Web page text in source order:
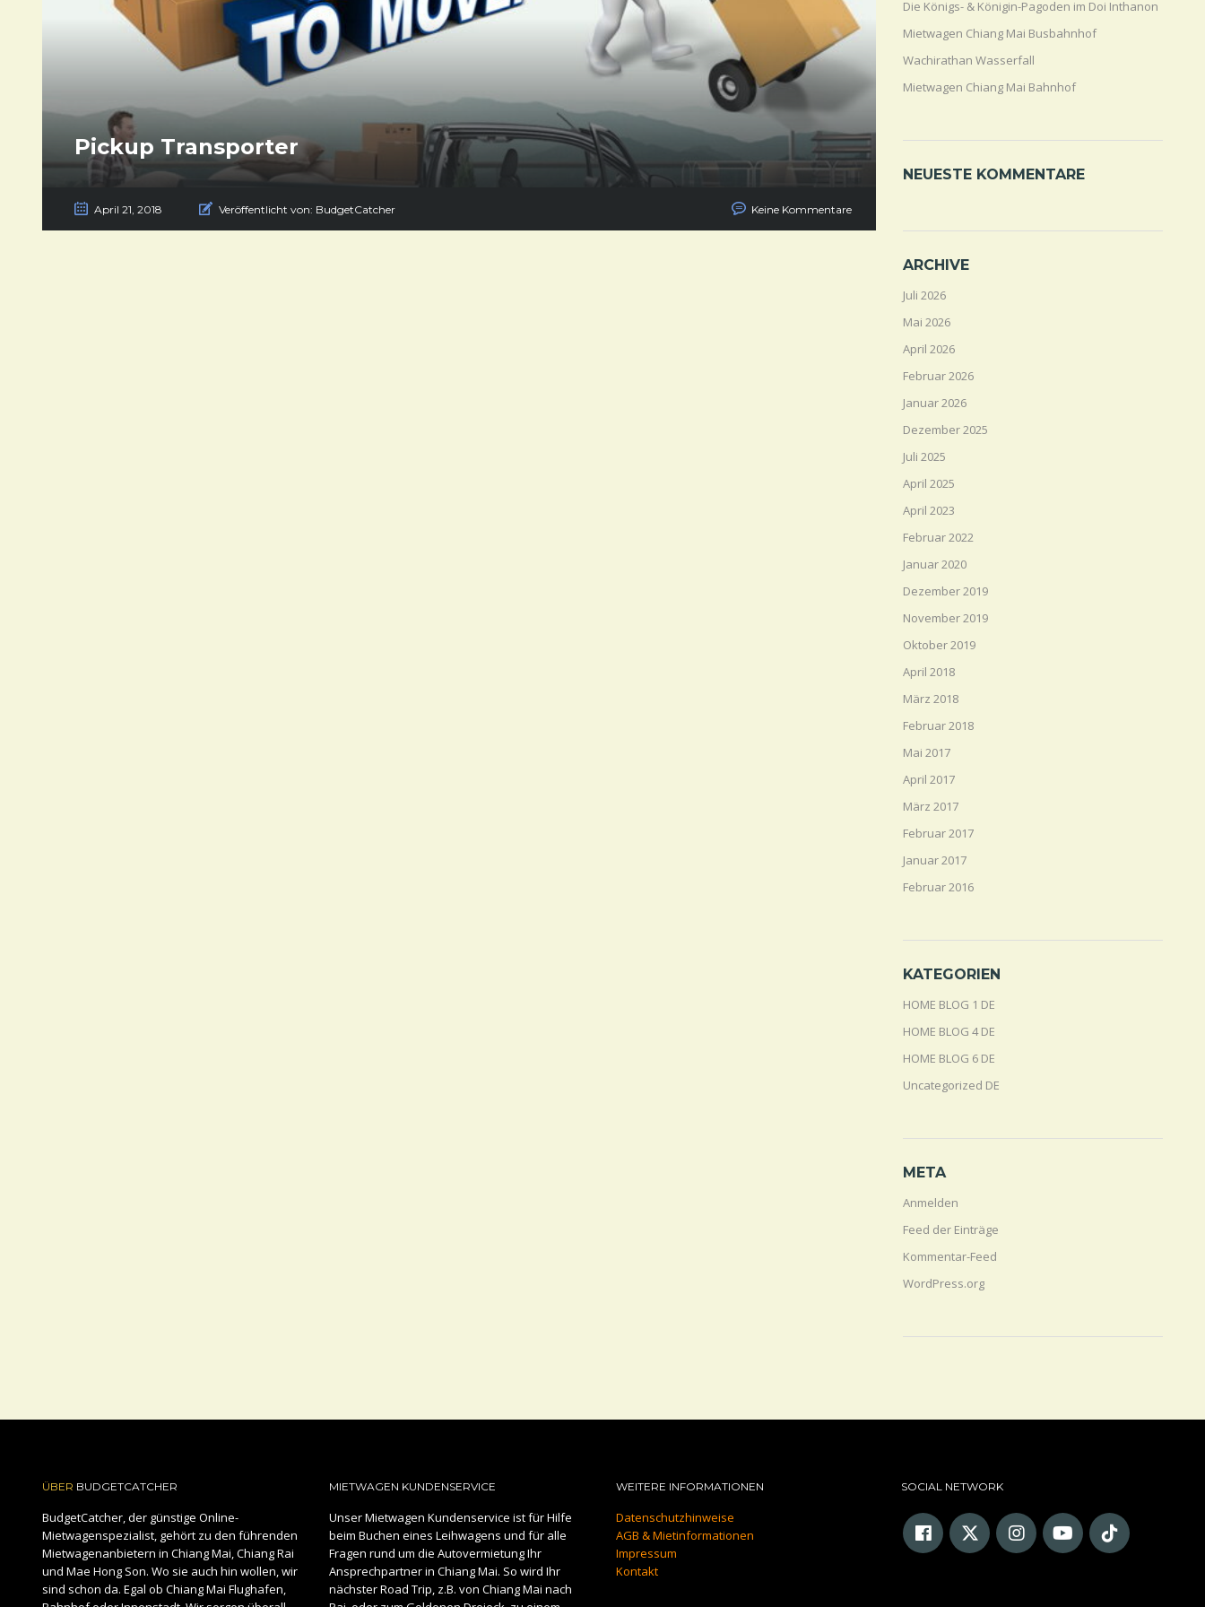
Pickup Transporter
April 21, 2018 Veröffentlicht von: BudgetCatcher Keine Kommentare
Die Königs- & Königin-Pagoden im Doi Inthanon
Mietwagen Chiang Mai Busbahnhof
Wachirathan Wasserfall
Mietwagen Chiang Mai Bahnhof
NEUESTE KOMMENTARE
ARCHIVE
Juli 2026
Mai 2026
April 2026
Februar 2026
Januar 2026
Dezember 2025
Juli 2025
April 2025
April 2023
Februar 2022
Januar 2020
Dezember 2019
November 2019
Oktober 2019
April 2018
März 2018
Februar 2018
Mai 2017
April 2017
März 2017
Februar 2017
Januar 2017
Februar 2016
KATEGORIEN
HOME BLOG 1 DE
HOME BLOG 4 DE
HOME BLOG 6 DE
Uncategorized DE
META
Anmelden
Feed der Einträge
Kommentar-Feed
WordPress.org
ÜBER BUDGETCATCHER
BudgetCatcher, der günstige Online-
Mietwagenspezialist, gehört zu den führenden
Mietwagenanbietern in Chiang Mai, Chiang Rai
und Mae Hong Son. Wo sie auch hin wollen, wir
sind schon da. Egal ob Chiang Mai Flughafen,
MIETWAGEN KUNDENSERVICE
Unser Mietwagen Kundenservice ist für Hilfe
beim Buchen eines Leihwagens und für alle
Fragen rund um die Autovermietung Ihr
Ansprechpartner in Chiang Mai. So wird Ihr
nächster Road Trip, z.B. von Chiang Mai nach
WEITERE INFORMATIONEN
Datenschutzhinweise
AGB & Mietinformationen
Impressum
Kontakt
SOCIAL NETWORK